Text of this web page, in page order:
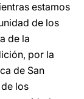
estamos
de los
de la
por la
de San
los